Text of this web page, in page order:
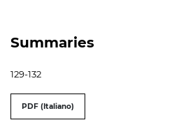
Summaries
129-132
PDF (Italiano)